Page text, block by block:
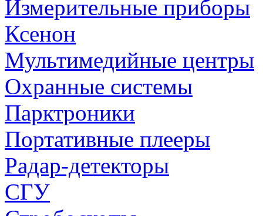
Измерительные приборы
Ксенон
Мультимедийные центры
Охранные системы
Парктроники
Портативные плееры
Радар-детекторы
СГУ